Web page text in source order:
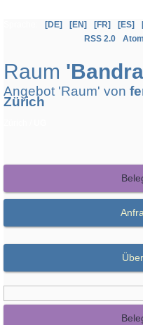
[DE] [EN] [FR] [ES]
RSS 2.0
Raum
Angebot 'Raum' von
Zürich